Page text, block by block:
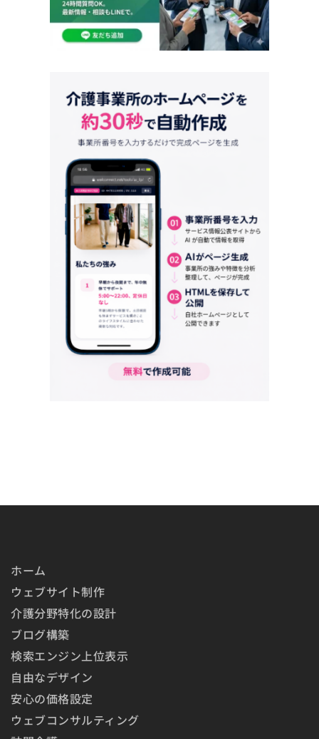
ホーム
ウェブサイト制作
介護分野特化の設計
ブログ構築
検索エンジン上位表示
自由なデザイン
安心の価格設定
ウェブコンサルティング